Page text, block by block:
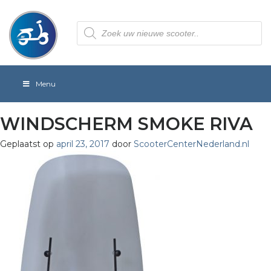
Producten
zoeken
Menu
WINDSCHERM SMOKE RIVA
Geplaatst op april 23, 2017 door ScooterCenterNederland.nl